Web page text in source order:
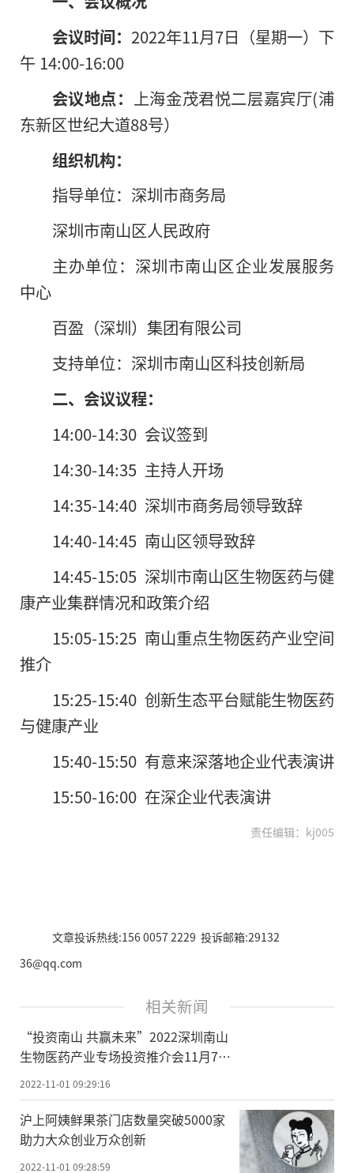
会议时间： 2022年11月7日（星期一）下
午 14:00-16:00
会议地点：
上海金茂君悦二层嘉宾厅(浦
东新区世纪大道88号）
组织机构：
指导单位：深圳市商务局
深圳市南山区人民政府
主办单位：深圳市南山区企业发展服务
中心
百盈（深圳）集团有限公司
支持单位：深圳市南山区科技创新局
二、会议议程：
14:00-14:30 会议签到
14:30-14:35 主持人开场
14:35-14:40 深圳市商务局领导致辞
14:40-14:45 南山区领导致辞
14:45-15:05 深圳市南山区生物医药与健
康产业集群情况和政策介绍
15:05-15:25 南山重点生物医药产业空间
推介
15:25-15:40 创新生态平台赋能生物医药
与健康产业
15:40-15:50 有意来深落地企业代表演讲
15:50-16:00 在深企业代表演讲
责任编辑：kj005
文章投诉热线:156 0057 2229 投诉邮箱:29132
36@qq.com
相关新闻
“投资南山 共赢未来”2022深圳南山
生物医药产业专场投资推介会11月7日
即将于上海盛大启幕！
2022-11-01 09:29:16
沪上阿姨鲜果茶门店数量突破5000家
助力大众创业万众创新
2022-11-01 09:28:59